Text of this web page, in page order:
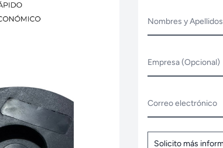
Nombres y Apellidos
Empresa (Opcional)
Correo electrónico